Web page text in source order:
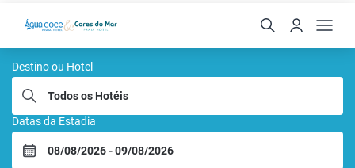
AGUA DOCE E CORES
Destino ou Hotel
Datas da Estadia